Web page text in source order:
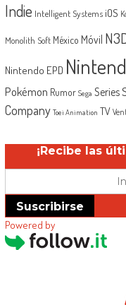
Indie Intelligent Systems iOS
Monolith Soft México Móvil
Nintendo EPD
Pokémon Rumor Sega Series
Company Toei Animation TV
¡Recibe las
Suscribirse
Powered by